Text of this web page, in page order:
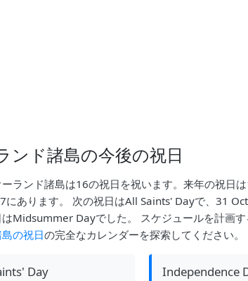
ンド諸島の今後の祝日
ランド諸島は16の祝日を祝います。来年の祝日
にあります。 次の祝日はAll Saints' Dayで、31
Midsummer Dayでした。 スケジュールを計画す
の祝日の完全なカレンダーを探索してください。
Day Independence